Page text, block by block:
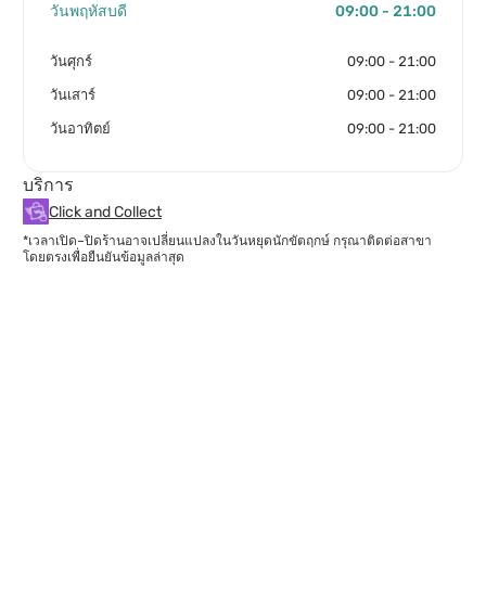
วันพฤหัสบดี 09:00 - 21:00
วันศุกร์ 09:00 - 21:00
วันเสาร์ 09:00 - 21:00
วันอาทิตย์ 09:00 - 21:00
บริการ
Click and Collect
*เวลาเปิด–ปิดร้านอาจเปลี่ยนแปลงในวันหยุดนักขัตฤกษ์ กรุณาติดต่อสาขา
โดยตรงเพื่อยืนยันข้อมูลล่าสุด